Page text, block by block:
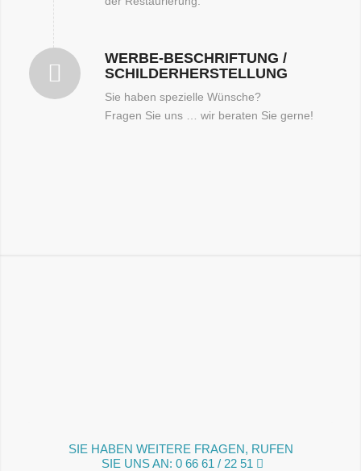
WERBE-BESCHRIFTUNG /
SCHILDERHERSTELLUNG
Sie haben spezielle Wünsche?
Fragen Sie uns … wir beraten Sie gerne!
SIE HABEN WEITERE FRAGEN, RUFEN
SIE UNS AN: 0 66 61 / 22 51